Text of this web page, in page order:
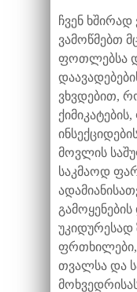
ჩვენ
ვამოწმებთ
ფოთლებსა
ვხვდებით,
მოვლის
საკმაოდ
უკიდურესად
ფრთხილები,
თვალსა და